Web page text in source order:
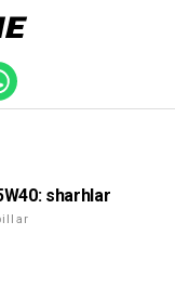
sharhlar